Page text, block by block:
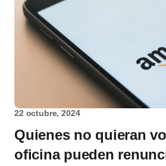
22 octubre, 2024
Quienes no quieran
oficina pueden